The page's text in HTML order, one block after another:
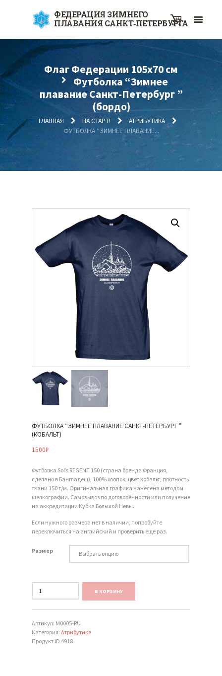
ФЕДЕРАЦИЯ ЗИМНЕГО
ПЛАВАНИЯ САНКТ‑ПЕТЕРБУРГА
Флаг Федерации 105х70 см
Футболка “Зимнее
плавание Санкт-Петербург ”
(бордо)
ГЛАВНАЯ НА СТАРТ!
АТРИБУТИКА
ФУТБОЛКА “ЗИМНЕЕ ПЛАВАНИЕ...
ФУТБОЛКА “ЗИМНЕЕ ПЛАВАНИЕ САНКТ-ПЕТЕРБУРГ ”
(КОБАЛЬТ)
1500₽
Футболка Sol’s REGENT 150 (страна бренда Франция,
сделано в Бангладеш), 100% хлопок, цвет кобальт, плотность
ткани 150 г/м. Оригинальная графика нанесена методом
шелкографии. Самовывоз по договорённости или получение
на аккредитации Кубка Большой Невы.
Если нужного размера нет в наличии, попробуйте
переключиться на английский и проверить еще раз.
Размер
В КОРЗИНУ
Артикул: M0005-RU
Категория: Атрибутика
Продукт ID 4918